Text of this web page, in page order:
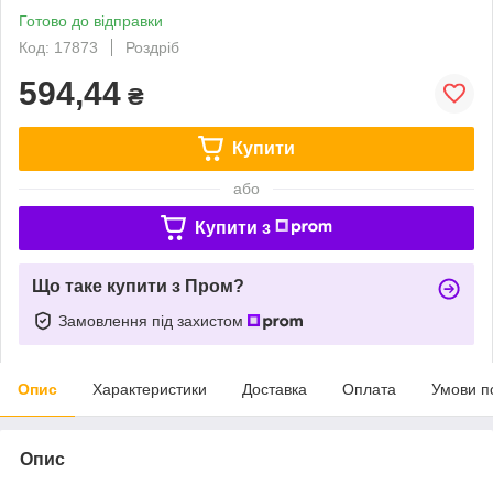
Готово до відправки
Код: 17873
Роздріб
594,44 ₴
Купити
або
Купити з
Що таке купити з Пром?
Замовлення під захистом
Опис Характеристики Доставка Оплата Умови
Опис